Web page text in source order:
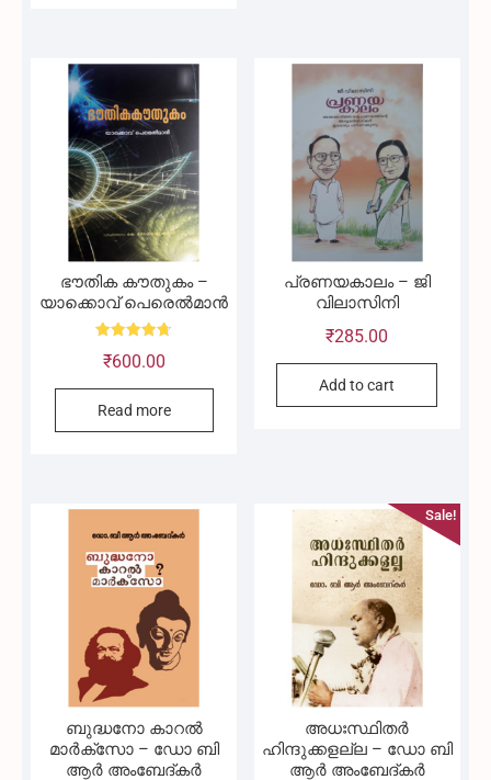
ഭൗതിക കൗതുകം –
യാക്കൊവ് പെരെൽമാൻ
4.73
₹600.00
Read more
പ്രണയകാലം – ജി
വിലാസിനി
₹285.00
Add to cart
ബുദ്ധനോ കാറൽ
മാർക്‌സോ – ഡോ ബി
ആർ അംബേദ്കർ
Sale!
അധഃസ്ഥിതർ
ഹിന്ദുക്കളല്ല – ഡോ ബി
ആർ അംബേദ്കർ